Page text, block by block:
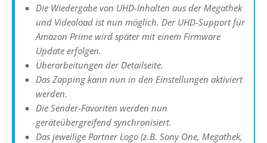
Die Wiedergabe von UHD-Inhalten aus der Megathek
und Videoload ist nun möglich. Der UHD-Support für
Amazon Prime wird später mit einem Firmware
Update erfolgen.
Überarbeitungen der Detailseite.
Das Zapping kann nun in den Einstellungen aktiviert
werden.
Die Sender-Favoriten werden nun
geräteübergreifend synchronisiert.
Das jeweilige Partner Logo (z.B. Sony One, Megathek,